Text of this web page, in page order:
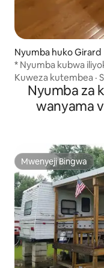
Nyumba huko Girard
* Nyumba kubwa
kubwa.
Kuweza kutembea ·
Nyumba za
wanyama
Mwenyeji Bingwa
Mwenyeji Bingwa